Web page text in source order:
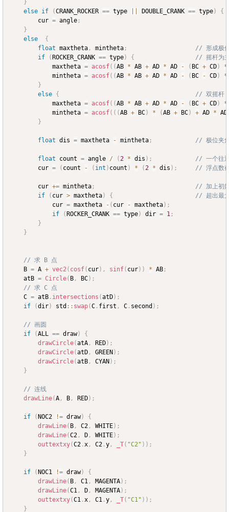
}
else if (CRANK_ROCKER == type DOUBLE_CRANK == type)
{
		cur
= angle ;
}
else
{
float maxtheta , mintheta ;
// 形成极
if
( ROCKER_CRANK == type) {
// 摇杆为主
			maxtheta
= acosf( (AB * AB + AD * AD - ( BC + CD)
*
			mintheta
= acosf( (AB * AB + AD * AD - ( BC - CD)
*
}
else {
// 双摇杆
			maxtheta
= acosf( (AB * AB + AD * AD - ( BC + CD)
*
			mintheta
= acosf( ( (AB + BC) * (AB + BC) + AD *
}
float dis = maxtheta - mintheta ; // 极位夹
float count = angle / (2 * dis ) ;
// 一个往返
		cur
= ( count - ( int ) count ) * (2 * dis ) ; // 浮点数
		cur
+= mintheta ;
// 加上初始
if
( cur > maxtheta) {
// 超出最
			cur
= maxtheta - ( cur - maxtheta) ;
if
( ROCKER_CRANK == type) dir = 1 ;
}
}
// 求 B 点
	B
= A + vec2( cosf( cur) , sinf( cur) ) * AB ;
	atB
= Circle( B , BC) ;
// 求 C 点
	C
= atB . intersections (atD) ;
if
(dir) std :: swap(C . first , C . second ) ;
// 画圆
if
(ALL == draw)
{
drawCircle(atA , RED) ;
drawCircle(atD , GREEN ) ;
drawCircle(atB , CYAN ) ;
}
// 连线
drawLine(A , B , RED) ;
if ( NOC2 != draw)
{
drawLine( B , C2 , WHITE) ;
drawLine(C2 , D , WHITE) ;
outtextxy(C2 .x , C2 .y , _T( "C2" ) ) ;
}
if ( NOC1 != draw)
{
drawLine( B , C1 , MAGENTA) ;
drawLine(C1 , D , MAGENTA) ;
outtextxy(C1 .x , C1 .y , _T( "C1" ) ) ;
}